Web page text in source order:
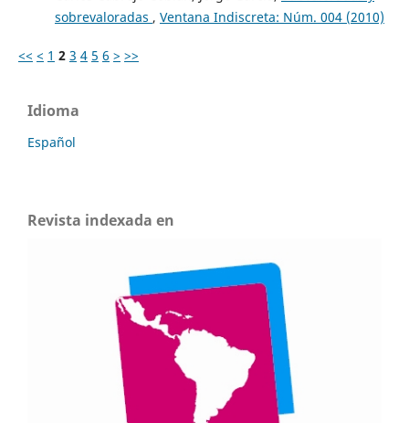
sobrevaloradas , Ventana Indiscreta: Núm. 004 (2010)
<< < 1 2 3 4 5 6 > >>
Idioma
Español
Revista indexada en